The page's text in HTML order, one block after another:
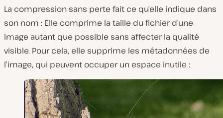
La compression sans perte fait ce qu’elle indique dans
son nom : Elle comprime la taille du fichier d’une
image autant que possible sans affecter la qualité
visible. Pour cela, elle supprime les métadonnées de
l’image, qui peuvent occuper un espace inutile :